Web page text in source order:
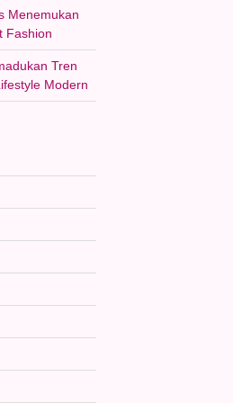
Menemukan
Fashion
Tren
Modern